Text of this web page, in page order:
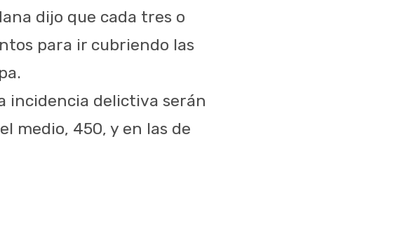
dijo que cada tres o
para ir cubriendo las
incidencia delictiva serán
medio, 450, y en las de